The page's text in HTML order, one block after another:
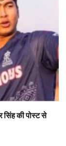
सिंह की पोस्ट से